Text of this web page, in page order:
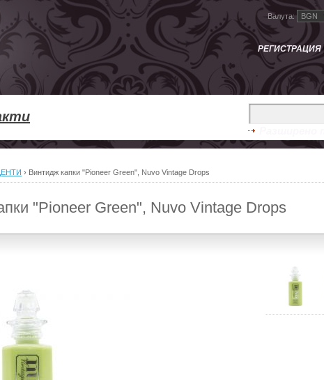
Валута: BGN
РЕГИСТРАЦИЯ
› Винтидж капки "Pioneer Green", Nuvo Vintage Drops
"Pioneer Green", Nuvo Vintage Drops